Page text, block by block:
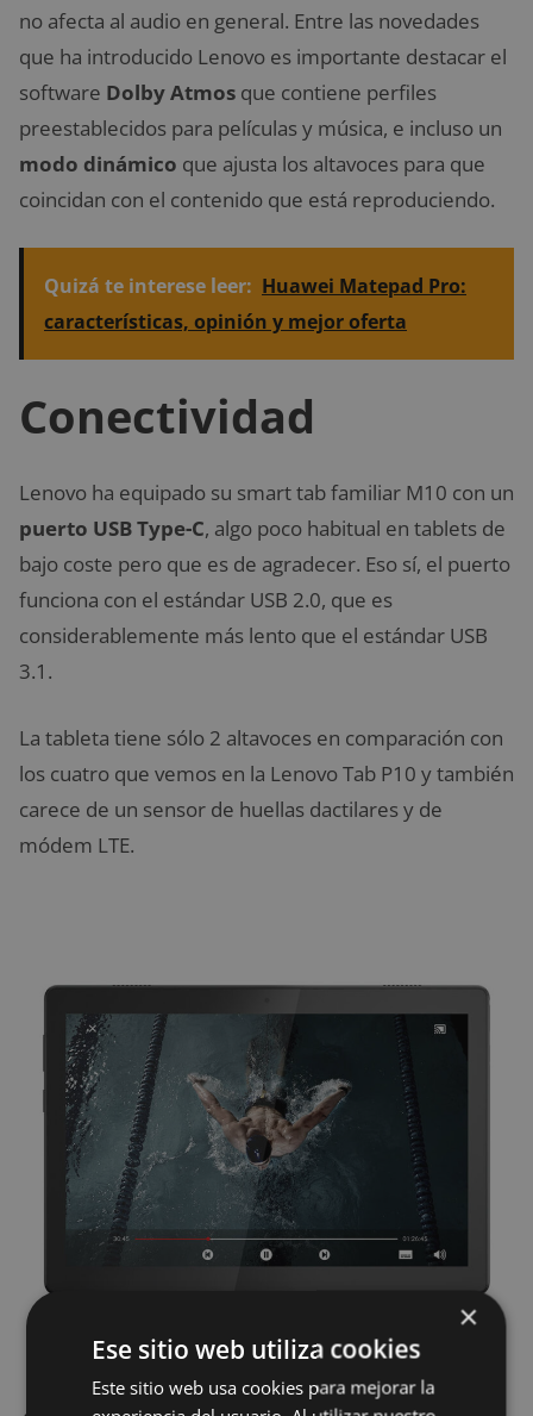
no afecta al audio en general. Entre las novedades
que ha introducido Lenovo es importante destacar el
software Dolby Atmos que contiene perfiles
preestablecidos para películas y música, e incluso un
modo dinámico que ajusta los altavoces para que
coincidan con el contenido que está reproduciendo.
Quizá te interese leer: Huawei Matepad Pro:
características, opinión y mejor oferta
Conectividad
Lenovo ha equipado su smart tab familiar M10 con un
puerto USB Type-C, algo poco habitual en tablets de
bajo coste pero que es de agradecer. Eso sí, el puerto
funciona con el estándar USB 2.0, que es
considerablemente más lento que el estándar USB
3.1.
La tableta tiene sólo 2 altavoces en comparación con
los cuatro que vemos en la Lenovo Tab P10 y también
carece de un sensor de huellas dactilares y de
módem LTE.
×
Ese sitio web utiliza cookies
Este sitio web usa cookies para mejorar la